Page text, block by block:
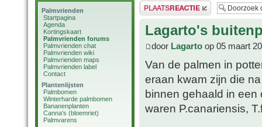
Palmvrienden
Startpagina
Agenda
Kortingskaart
Palmvrienden forums
Palmvrienden chat
Palmvrienden wiki
Palmvrienden maps
Palmvrienden label
Contact
Plantenlijsten
Palmbomen
Winterharde palmbomen
Bananenplanten
Canna's (bloemriet)
Palmvarens
Plaats een reactie
Lagarto's
door Lagarto op 05 maart
Van de palmen in
eraan kwam zijn die
binnen gehaald in een
waren P.canariensis,